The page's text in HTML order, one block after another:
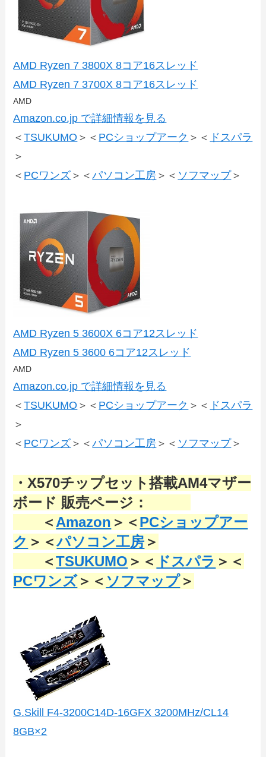
AMD Ryzen 7 3800X 8コア16スレッド
AMD Ryzen 7 3700X 8コア16スレッド
AMD
Amazon.co.jp で詳細情報を見る
＜TSUKUMO ＞＜ PCショップアーク ＞＜ ドスパラ
＞
＜ PCワンズ ＞＜パソコン工房 ＞＜ ソフマップ＞
AMD Ryzen 5 3600X 6コア12スレッド
AMD Ryzen 5 3600 6コア12スレッド
AMD
Amazon.co.jp で詳細情報を見る
＜TSUKUMO ＞＜ PCショップアーク ＞＜ ドスパラ
＞
＜ PCワンズ ＞＜パソコン工房 ＞＜ ソフマップ＞
・X570チップセット搭載AM4マザー
ボード 販売ページ：
＜ Amazon ＞＜ PCショップアー
ク ＞＜パソコン工房 ＞
＜TSUKUMO ＞＜ ドスパラ ＞＜
PCワンズ＞＜ ソフマップ＞
G.Skill F4-3200C14D-16GFX 3200MHz/CL14
8GB×2